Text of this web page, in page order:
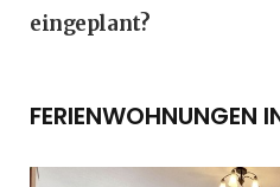
eingeplant?
FERIENWOHNUNGEN